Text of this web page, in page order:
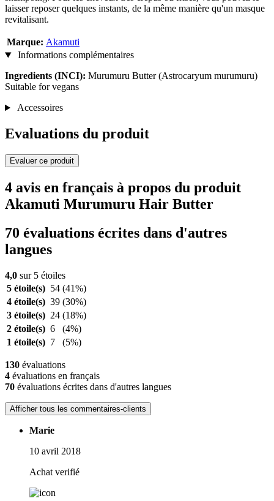
laisser reposer quelques instants, de la même manière qu'un masque
revitalisant.
Marque: Akamuti
Informations complémentaires
Ingredients (INCI): Murumuru Butter (Astrocaryum murumuru)
Suitable for vegans
Accessoires
Evaluations du produit
Evaluer ce produit
4 avis en français à propos du produit
Akamuti Murumuru Hair Butter
70 évaluations écrites dans d'autres
langues
4,0 sur 5 étoiles
5 étoile(s) 54 (41%)
4 étoile(s) 39 (30%)
3 étoile(s) 24 (18%)
2 étoile(s) 6
(4%)
1 étoile(s) 7 (5%)
130 évaluations
4 évaluations en français
70 évaluations écrites dans d'autres langues
Afficher tous les commentaires-clients
Marie
10 avril 2018
Achat verifié